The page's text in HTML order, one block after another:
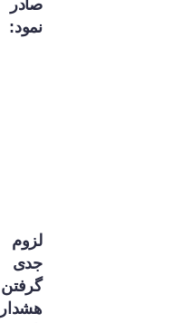
صادر
نمود:
لزوم
جدی
گرفتن
هشدار